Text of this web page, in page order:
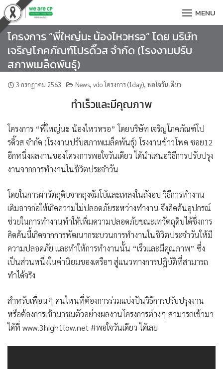
Skip
to
content
MENU
โครงการ “พี่ใหญ่นะ น้องไหวหรอ” โดย บริษัท
เจริญโภคภัณฑ์โปรดิ๊วส จำกัด (โรงงานปรับ
สภาพเมล็ดพันธุ์)
3 กรกฎาคม 2563 News, vdo โครงการ (1day), พอใจวันเดียว
ทำเร็วและมีคุณภาพ
โครงการ “พี่ใหญ่นะ น้องไหวหรอ” โดยบริษัท เจริญโภคภัณฑ์โป
รดิ๊วส จำกัด (โรงงานปรับสภาพเมล็ดพันธุ์) โรงงานข้าวโพด ซอย12
อีกหนึ่งผลงานของโครงการพอใจวันเดียว ได้นำเสนอวิธีการปรับปรุง
งานจากการทำงานในชีวิตประจำวัน
โดยในการผ่าวัตถุดิบจากถุงจัมโบ้และเทลงในถังอบ วิธีการทำงาน
เดิมอาจก่อให้เกิดความไม่ปลอดภัยระหว่างทำงาน จึงคิดค้นอุปกรณ์
ช่วยในการทำงานทำให้เพิ่มความปลอดภัยขณะเทวัตถุดิบได้ซึ่งการ
คิดค้นนี้เกิดจากการพัฒนากระบวนการทำงานในชีวิตประจำวันให้มี
ความปลอดภัย และทำให้การทำงานนั้น “เร็วและมีคุณภาพ” ซึ่ง
เป็นส่วนหนึ่งในค่านิยมของเครือฯ สู่แนวทางการปฏิบัติที่สามารถ
ทำได้จริง
สำหรับเพื่อนๆ คนไหนที่ต้องการร่วมแบ่งปันวิธีการปรับปรุงงาน
หรือต้องการเข้ามาชมตัวอย่างผลงานโครงการต่างๆ สามารถเข้ามา
ได้ที่ www.3high1low.net #พอใจวันเดียว ได้เลย